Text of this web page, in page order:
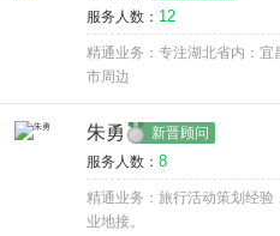
服务人数： 12
精通业务：专注湖北省内：宜
市周边
朱勇 新晋顾问
服务人数： 8
精通业务：旅行活动策划经
业地接。